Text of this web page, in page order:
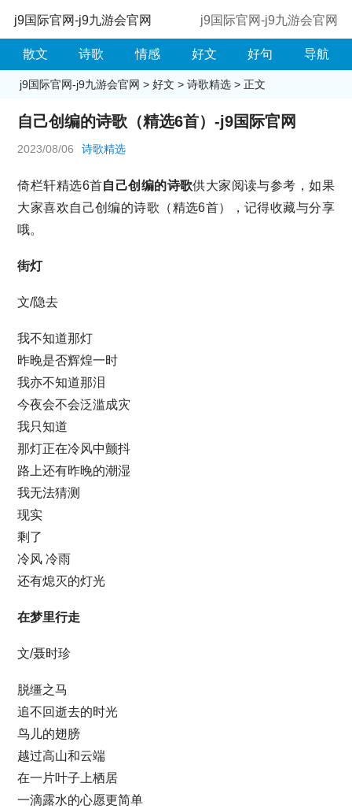
j9国际官网-j9九游会官网 j9国际官网-j9九游会官网
散文 诗歌 情感 好文 好句 导航
j9国际官网-j9九游会官网 > 好文 > 诗歌精选> 正文
自己创编的诗歌（精选6首）-j9国际官网
2023/08/06 诗歌精选
倚栏轩精选6首自己创编的诗歌供大家阅读与参考，如果
大家喜欢自己创编的诗歌（精选6首），记得收藏与分享
哦。
街灯
文/隐去
我不知道那灯
昨晚是否辉煌一时
我亦不知道那泪
今夜会不会泛滥成灾
我只知道
那灯正在冷风中颤抖
路上还有昨晚的潮湿
我无法猜测
现实
剩了
冷风 冷雨
还有熄灭的灯光
在梦里行走
文/聂时珍
脱缰之马
追不回逝去的时光
鸟儿的翅膀
越过高山和云端
在一片叶子上栖居
一滴露水的心愿更简单